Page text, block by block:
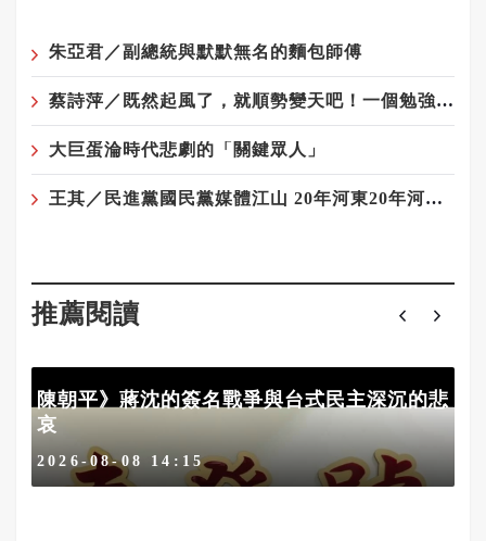
朱亞君／副總統與默默無名的麵包師傅
蔡詩萍／既然起風了，就順勢變天吧！一個勉強算文化人的感觸
大巨蛋淪時代悲劇的「關鍵眾人」
王其／民進黨國民黨媒體江山 20年河東20年河西——藍軍與媒體最遠的距離
推薦閱讀
陳朝平》蔣沈的簽名戰爭與台式民主深沉的悲
哀
2026-08-08 14:15